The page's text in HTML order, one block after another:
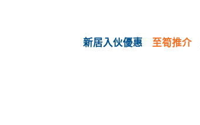
新居入伙優惠 至筍推介